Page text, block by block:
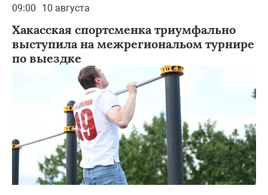
09:00 10 августа
Хакасская спортсменка триумфально
выступила на межрегиональом турнире
по выездке